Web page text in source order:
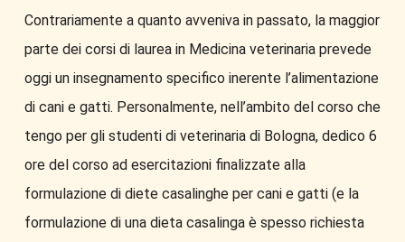
Contrariamente a quanto avveniva in passato, la maggior
parte dei corsi di laurea in Medicina veterinaria prevede
oggi un insegnamento specifico inerente l’alimentazione
di cani e gatti. Personalmente, nell’ambito del corso che
tengo per gli studenti di veterinaria di Bologna, dedico 6
ore del corso ad esercitazioni finalizzate alla
formulazione di diete casalinghe per cani e gatti (e la
formulazione di una dieta casalinga è spesso richiesta